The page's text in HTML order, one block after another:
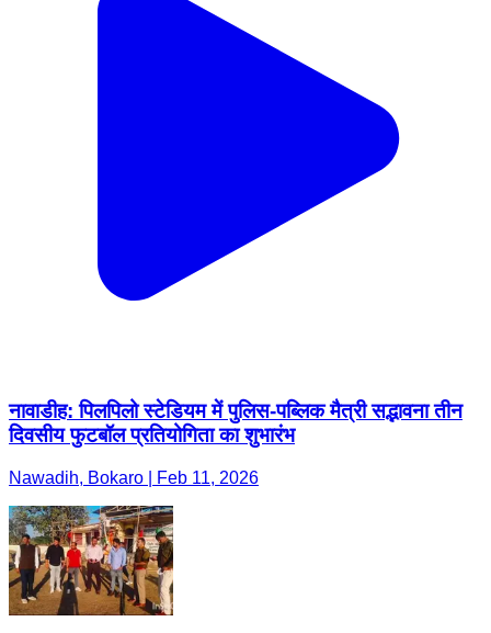
नावाडीह: पिलपिलो स्टेडियम में पुलिस-पब्लिक मैत्री सद्भावना तीन
दिवसीय फुटबॉल प्रतियोगिता का शुभारंभ
Nawadih, Bokaro | Feb 11, 2026